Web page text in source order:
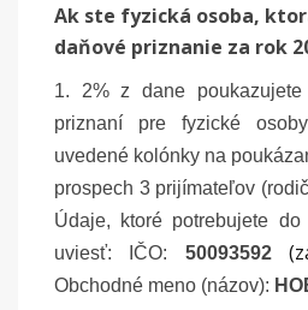
Ak ste fyzická osoba,
daňové priznanie za rok
1. 2% z dane
priznaní pre fyzické
uvedené kolónky na
prospech 3 prijímateľov
Údaje, ktoré potrebujete
uviesť:
IČO: 50093592
Obchodné meno (názov):